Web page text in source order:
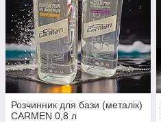
Розчинник для бази (металік)
CARMEN 0,8 л